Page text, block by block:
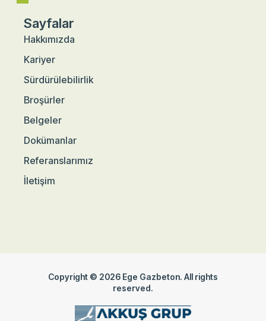
Sayfalar
Hakkımızda
Kariyer
Sürdürülebilirlik
Broşürler
Belgeler
Dokümanlar
Referanslarımız
İletişim
Copyright © 2026 Ege Gazbeton. All rights
reserved.